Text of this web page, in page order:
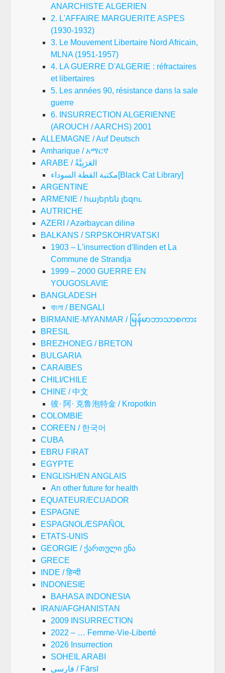
ANARCHISTE ALGERIEN
2. L'AFFAIRE MARGUERITE ASPES
(1930-1932)
3. Le Mouvement Libertaire Nord Africain,
MLNA (1951-1957)
4. LA GUERRE D'ALGERIE : réfractaires
et libertaires
5. Les années 90, résistance dans la sale
guerre
6. INSURRECTION ALGERIENNE
(AROUCH / AARCHS) 2001
ALLEMAGNE / Auf Deutsch
Amharique / አማርኛ
ARABE / العَرَبِيَّةُ
مكتبة القطة السوداء[Black Cat Library]
ARGENTINE
ARMENIE / հայերեն լեզու
AUTRICHE
AZERI / Azərbaycan dilinə
BALKANS / SRPSKOHRVATSKI
1903 – L'insurrection d'Ilinden et La
Commune de Strandja
1999 – 2000 GUERRE EN
YOUGOSLAVIE
BANGLADESH
বাংলা / BENGALI
BIRMANIE-MYANMAR / မြန်မာဘာသာစကား
BRESIL
BREZHONEG / BRETON
BULGARIA
CARAIBES
CHILI/CHILE
CHINE / 中文
彼· 阿· 克鲁泡特金 / Kropotkin
COLOMBIE
COREEN / 한국어
CUBA
EBRU FIRAT
EGYPTE
ENGLISH/EN ANGLAIS
An other future for health
EQUATEUR/ECUADOR
ESPAGNE
ESPAGNOL/ESPAÑOL
ETATS-UNIS
GEORGIE / ქართული ენა
GRECE
INDE / हिन्दी
INDONESIE
BAHASA INDONESIA
IRAN/AFGHANISTAN
2009 INSURRECTION
2022 – … Femme-Vie-Liberté
2026 Insurrection
SOHEIL ARABI
فارسی / Fārsī